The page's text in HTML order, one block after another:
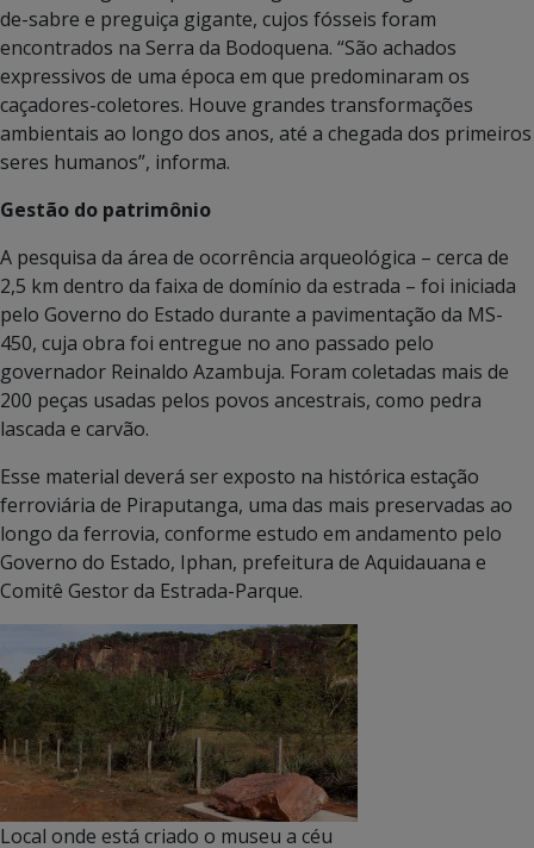
de-sabre e preguiça gigante, cujos fósseis foram
encontrados na Serra da Bodoquena. “São achados
expressivos de uma época em que predominaram os
caçadores-coletores. Houve grandes transformações
ambientais ao longo dos anos, até a chegada dos primeiros
seres humanos”, informa.
Gestão do patrimônio
A pesquisa da área de ocorrência arqueológica – cerca de
2,5 km dentro da faixa de domínio da estrada – foi iniciada
pelo Governo do Estado durante a pavimentação da MS-
450, cuja obra foi entregue no ano passado pelo
governador Reinaldo Azambuja. Foram coletadas mais de
200 peças usadas pelos povos ancestrais, como pedra
lascada e carvão.
Esse material deverá ser exposto na histórica estação
ferroviária de Piraputanga, uma das mais preservadas ao
longo da ferrovia, conforme estudo em andamento pelo
Governo do Estado, Iphan, prefeitura de Aquidauana e
Comitê Gestor da Estrada-Parque.
Local onde está criado o museu a céu